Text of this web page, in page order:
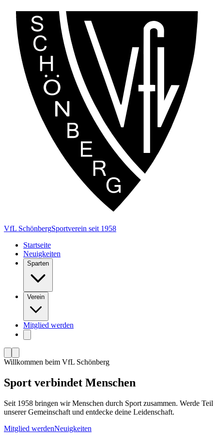
VfL SchönbergSportverein seit 1958
Startseite
Neuigkeiten
Sparten
Verein
Mitglied werden
Willkommen beim VfL Schönberg
Sport verbindet Menschen
Seit 1958 bringen wir Menschen durch Sport zusammen. Werde Teil
unserer Gemeinschaft und entdecke deine Leidenschaft.
Mitglied werdenNeuigkeiten